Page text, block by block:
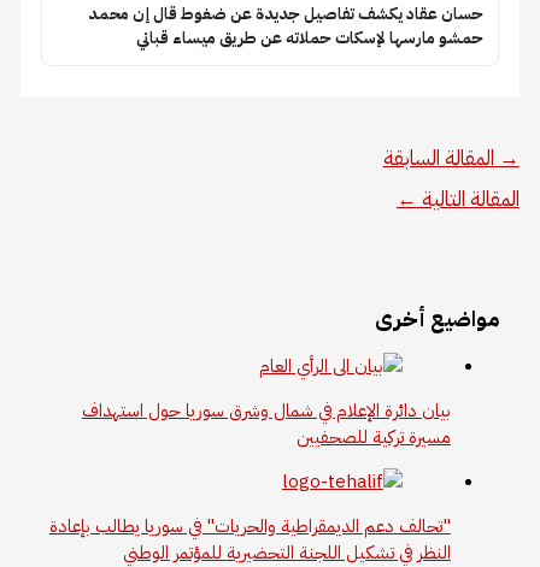
حسان عقاد يكشف تفاصيل جديدة عن ضغوط قال إن محمد
حمشو مارسها لإسكات حملاته عن طريق ميساء قباني
→ المقالة السابقة
المقالة التالية ←
مواضيع أخرى
بيان دائرة الإعلام في شمال وشرق سوريا حول استهداف
مسيرة تركية للصحفيين
"تحالف دعم الديمقراطية والحريات" في سوريا يطالب بإعادة
النظر في تشكيل اللجنة التحضيرية للمؤتمر الوطني